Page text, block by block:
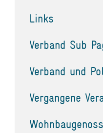
Links
Verband Sub
Verband und
Vergangene